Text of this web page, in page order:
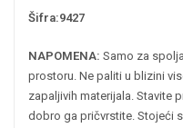
Šifra:9427
NAPOMENA: Samo za
prostoru. Ne paliti u blizini
zapaljivih materijala. Stavite
dobro ga pričvrstite. Stojeći